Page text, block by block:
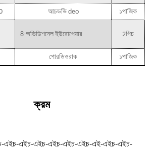
আচডভি deo ১পাজিক
8-অভিডিশনেল ইউরোপেয়ার 2পিচ
পোরডিওরাক ১পাজিক
ক্রম
এইচ-এইচ-এইচ-এইচ-এইচ-এইচ-এই-এইচ-এইচ-